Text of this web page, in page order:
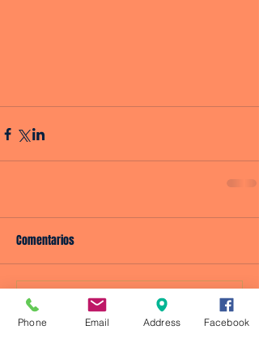
Comentarios
Escribir un comentario...
Phone Email Address Facebook